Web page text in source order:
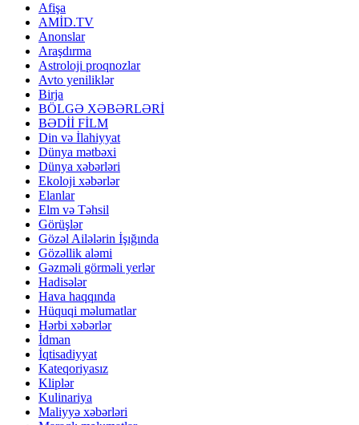
Afişa
AMİD.TV
Anonslar
Araşdırma
Astroloji proqnozlar
Avto yeniliklər
Birja
BÖLGƏ XƏBƏRLƏRİ
BƏDİİ FİLM
Din və İlahiyyat
Dünya mətbəxi
Dünya xəbərləri
Ekoloji xəbərlər
Elanlar
Elm və Təhsil
Görüşlər
Gözəl Ailələrin İşığında
Gözəllik aləmi
Gəzməli görməli yerlər
Hadisələr
Hava haqqında
Hüquqi məlumatlar
Hərbi xəbərlər
İdman
İqtisadiyyat
Kateqoriyasız
Kliplər
Kulinariya
Maliyyə xəbərləri